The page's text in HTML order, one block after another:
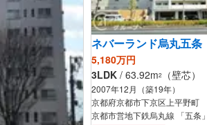
ネバーランド烏丸五条
5,180万円
3LDK / 63.92m2 （壁芯）
2007年12月（築19年）
京都府京都市下京区上平野町
京都市営地下鉄烏丸線 「五条